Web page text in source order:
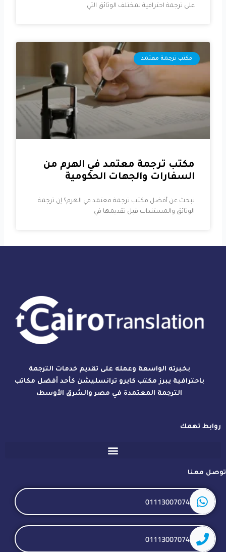
على ترجمة احترافية لمختلف الوثائق التي
مكتب ترجمة معتمد
مكتب ترجمة معتمد في الهرم من
السفارات والجهات الحكومية
تبحث عن أفضل مكتب ترجمة معتمد في الهرم؟ إن ترجمة
الوثائق والمستندات قبل تقديمها في
بخبرته الواسعة وعمله على تقديم خدمات الترجمة
باحترافية يبرز مكتب كايرو ترانسليشن كأحد أفضل مكاتب
الترجمة المعتمدة في مصر والشرق الأوسط،
روابط تهمك
توصل معنا
01113007074
01113007074